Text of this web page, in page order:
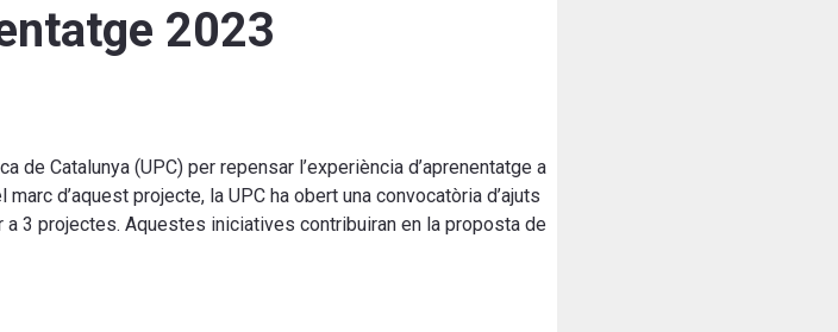
2023
Catalunya (UPC) per repensar l’experiència d’aprenentatge a
d’aquest projecte, la UPC ha obert una convocatòria d’ajuts
3 projectes. Aquestes iniciatives contribuiran en la proposta de